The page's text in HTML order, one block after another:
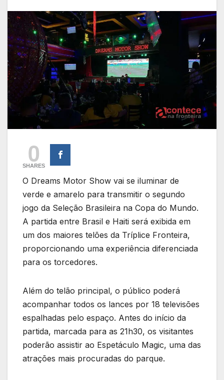
0
SHARES
O Dreams Motor Show vai se iluminar de
verde e amarelo para transmitir o segundo
jogo da Seleção Brasileira na Copa do Mundo.
A partida entre Brasil e Haiti será exibida em
um dos maiores telões da Tríplice Fronteira,
proporcionando uma experiência diferenciada
para os torcedores.
Além do telão principal, o público poderá
acompanhar todos os lances por 18 televisões
espalhadas pelo espaço. Antes do início da
partida, marcada para as 21h30, os visitantes
poderão assistir ao Espetáculo Magic, uma das
atrações mais procuradas do parque.